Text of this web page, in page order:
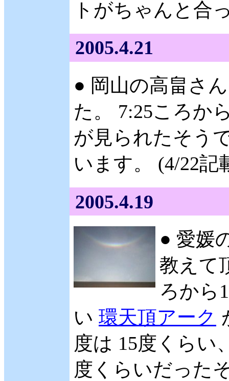
トがちゃんと合
2005.4.21
● 岡山の高畠さ
た。 7:25ころか
が見られたそう
います。 (4/22記
2005.4.19
● 愛媛
教えて
ろから
い 環天頂アーク
度は 15度くらい
度くらいだった